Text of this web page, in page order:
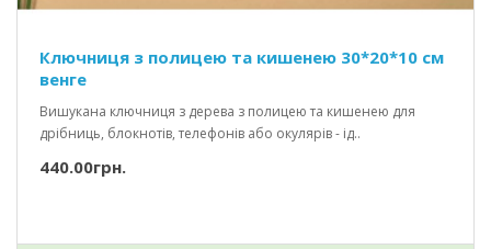
Ключниця з полицею та кишенею 30*20*10 см
венге
Вишукана ключниця з дерева з полицею та кишенею для
дрібниць, блокнотів, телефонів або окулярів - ід..
440.00грн.